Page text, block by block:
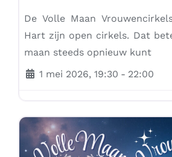
De Volle Maan
Hart zijn open cirkels. Dat
maan steeds opnieuw kunt
1 mei 2026, 19:30 - 22:00